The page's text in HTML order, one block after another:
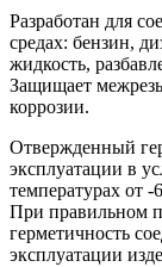
Разработан для
средах: бензин,
жидкость,
Защищает
коррозии.
Отвержденный
эксплуатации в
температурах от
При правильном
герметичность
эксплуатации